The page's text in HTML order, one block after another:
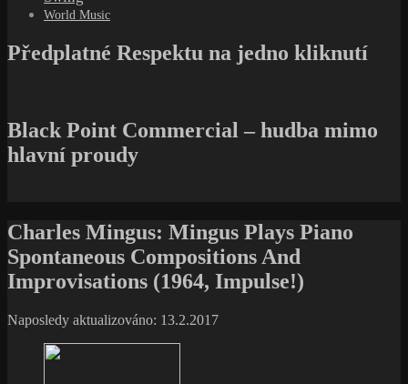
World Music
Předplatné Respektu na jedno kliknutí
Black Point Commercial – hudba mimo
hlavní proudy
Charles Mingus: Mingus Plays Piano
Spontaneous Compositions And
Improvisations (1964, Impulse!)
Naposledy aktualizováno: 13.2.2017